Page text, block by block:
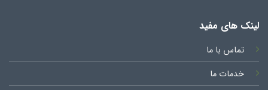
لینک های مفید
تماس با ما
خدمات ما